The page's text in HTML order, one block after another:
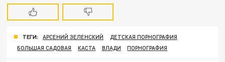
ТЕГИ: АРСЕНИЙ ЗЕЛЕНСКИЙ
ДЕТСКАЯ ПОРНОГРАФИЯ
БОЛЬШАЯ САДОВАЯ
КАСТА ВЛАДИ ПОРНОГРАФИЯ